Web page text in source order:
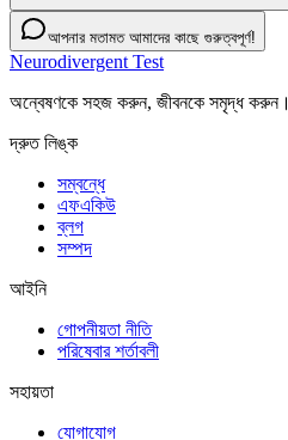
আপনার মতামত আমাদের কাছে গুরুত্বপূর্ণ!
Neurodivergent Test
অন্বেষণকে সহজ করুন, জীবনকে সমৃদ্ধ করুন।
দ্রুত লিঙ্ক
সম্বন্ধে
এফএকিউ
ব্লগ
সম্পদ
আইনি
গোপনীয়তা নীতি
পরিষেবার শর্তাবলী
সহায়তা
যোগাযোগ